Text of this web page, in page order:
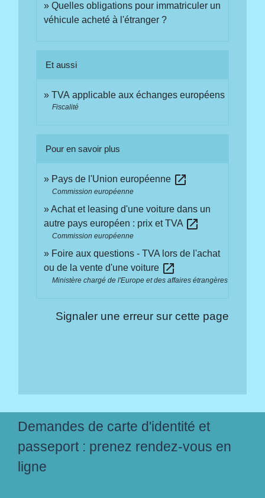
Quelles obligations pour immatriculer un
véhicule acheté à l'étranger ?
Et aussi
TVA applicable aux échanges européens
Fiscalité
Pour en savoir plus
Pays de l'Union européenne open_in_new
Commission européenne
Achat et leasing d'une voiture dans un
autre pays européen : prix et TVA open_in_new
Commission européenne
Foire aux questions - TVA lors de l'achat
ou de la vente d'une voiture open_in_new
Ministère chargé de l'Europe et des affaires étrangères
Signaler une erreur sur cette page
Demandes de carte d'identité et
passeport : prenez rendez-vous en
ligne